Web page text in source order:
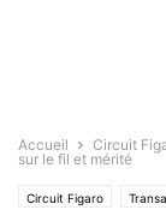
Accueil Circuit
sur le fil et mérité
Circuit Figaro